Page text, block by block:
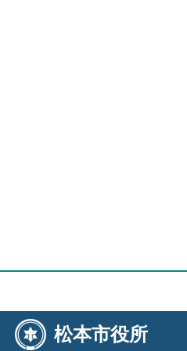
松本市役所